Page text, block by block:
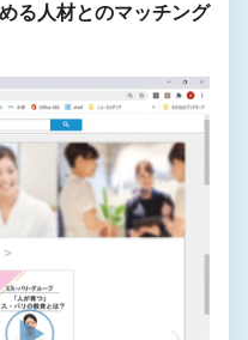
る人材とのマッチング